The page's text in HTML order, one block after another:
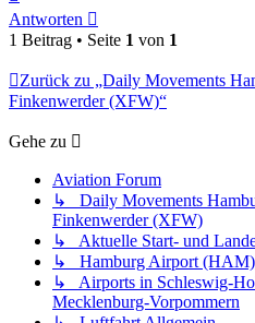
oben
Antworten
1 Beitrag • Seite 1 von 1
Zurück zu „Daily Movements
Finkenwerder (XFW)“
Gehe zu
Aviation Forum
↳ Daily Movements
Finkenwerder (XFW)
↳ Aktuelle Start- und
↳ Hamburg Airport (HAM)
↳ Airports in Schleswig-
Mecklenburg-Vorpommern